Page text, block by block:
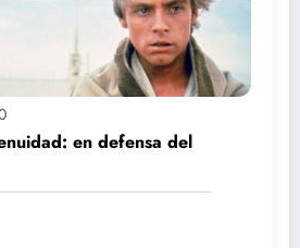
en defensa del